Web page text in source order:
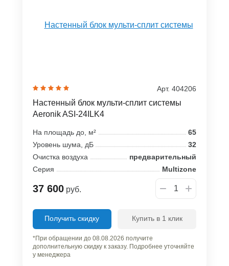
Арт. 404206
Настенный блок мульти-сплит системы
Aeronik ASI-24ILK4
На площадь до, м²
65
Уровень шума, дБ
32
Очистка воздуха
предварительный
Серия
Multizone
37 600 руб.
Получить скидку Купить в 1 клик
*При обращении до 08.08.2026 получите
дополнительную скидку к заказу. Подробнее уточняйте
у менеджера